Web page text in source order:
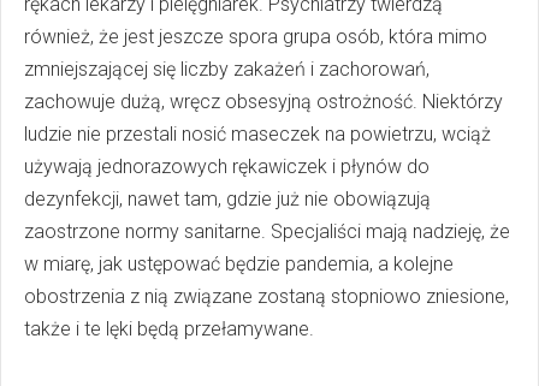
rękach lekarzy i pielęgniarek. Psychiatrzy twierdzą
również, że jest jeszcze spora grupa osób, która mimo
zmniejszającej się liczby zakażeń i zachorowań,
zachowuje dużą, wręcz obsesyjną ostrożność. Niektórzy
ludzie nie przestali nosić maseczek na powietrzu, wciąż
używają jednorazowych rękawiczek i płynów do
dezynfekcji, nawet tam, gdzie już nie obowiązują
zaostrzone normy sanitarne. Specjaliści mają nadzieję, że
w miarę, jak ustępować będzie pandemia, a kolejne
obostrzenia z nią związane zostaną stopniowo zniesione,
także i te lęki będą przełamywane.